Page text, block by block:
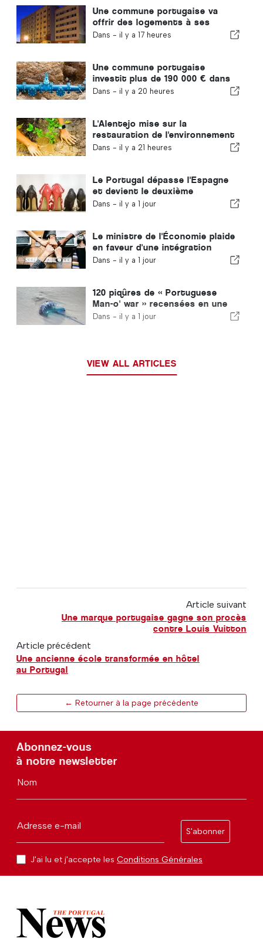
Une commune portugaise va
offrir des logements à ses
habitants
Dans - il y a 17 heures
Une commune portugaise
investit plus de 190 000 € dans
l'approvisionnement en eau
Dans - il y a 20 heures
L'Alentejo mise sur la
restauration de l'environnement
grâce aux fonds européens
Dans - il y a 21 heures
Le Portugal dépasse l'Espagne
et devient le deuxième
producteur européen de
Dans - il y a 1 jour
Le ministre de l'Économie plaide
en faveur d'une intégration
encadrée et garantit une
Dans - il y a 1 jour
120 piqûres de « Portuguese
Man-o' war » recensées en une
seule journée
Dans - il y a 1 jour
VIEW ALL ARTICLES
Article suivant
Une marque portugaise gagne son procès
contre Louis Vuitton
Article précédent
Une ancienne école transformée en hôtel
au Portugal
← Retourner à la page précédente
Abonnez-vous
à notre newsletter
Nom
Adresse e-mail
S'abonner
J'ai lu et j'accepte les Conditions Générales